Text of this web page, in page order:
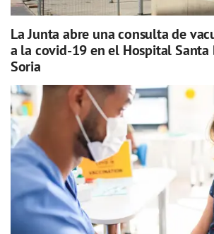
La Junta abre una consulta de
a la covid-19 en el Hospital Santa
Soria